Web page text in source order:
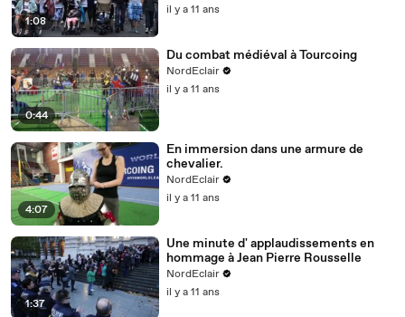
1:08
il y a 11 ans
0:44
Du combat médiéval à Tourcoing
NordEclair
il y a 11 ans
4:07
En immersion dans une armure de
chevalier.
NordEclair
il y a 11 ans
1:37
Une minute d' applaudissements en
hommage à Jean Pierre Rousselle
NordEclair
il y a 11 ans